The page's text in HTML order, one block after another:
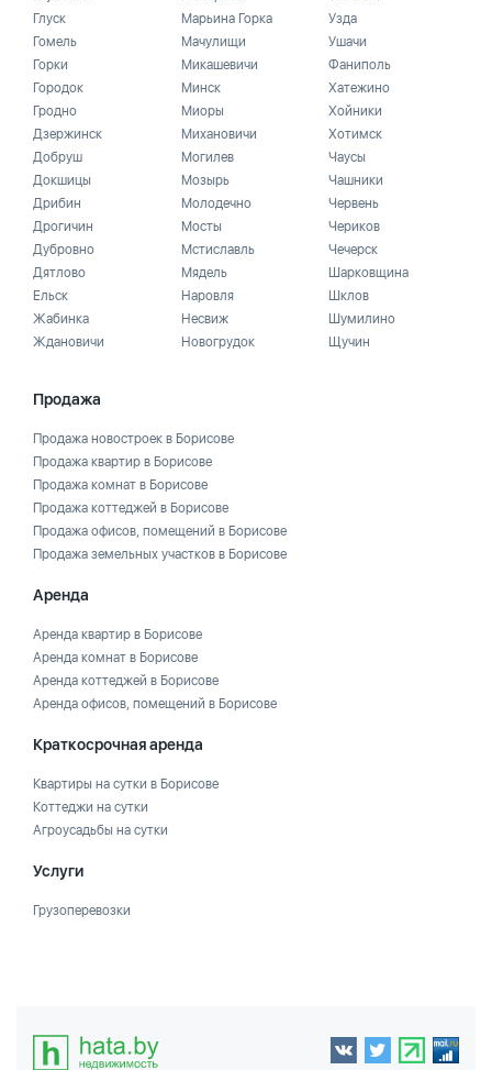
Глуск
Гомель
Горки
Городок
Гродно
Дзержинск
Добруш
Докшицы
Дрибин
Дрогичин
Дубровно
Дятлово
Ельск
Жабинка
Ждановичи
Марьина Горка
Мачулищи
Микашевичи
Минск
Миоры
Михановичи
Могилев
Мозырь
Молодечно
Мосты
Мстиславль
Мядель
Наровля
Несвиж
Новогрудок
Узда
Ушачи
Фаниполь
Хатежино
Хойники
Хотимск
Чаусы
Чашники
Червень
Чериков
Чечерск
Шарковщина
Шклов
Шумилино
Щучин
Продажа
Продажа новостроек в Борисове
Продажа квартир в Борисове
Продажа комнат в Борисове
Продажа коттеджей в Борисове
Продажа офисов, помещений в Борисове
Продажа земельных участков в Борисове
Аренда
Аренда квартир в Борисове
Аренда комнат в Борисове
Аренда коттеджей в Борисове
Аренда офисов, помещений в Борисове
Краткосрочная аренда
Квартиры на сутки в Борисове
Коттеджи на сутки
Агроусадьбы на сутки
Услуги
Грузоперевозки